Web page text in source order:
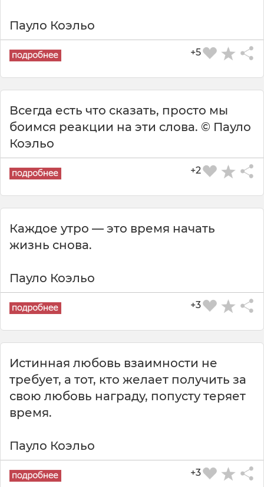
Пауло Коэльо
+5
Всегда есть что сказать, просто мы
боимся реакции на эти слова. © Пауло
Коэльо
+2
Каждое утро — это время начать
жизнь снова.
Пауло Коэльо
+3
Истинная любовь взаимности не
требует, а тот, кто желает получить за
свою любовь награду, попусту теряет
время.
Пауло Коэльо
+3